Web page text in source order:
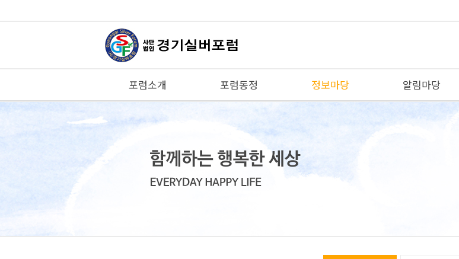
포럼소개 포럼동정 정보마당 알림마당